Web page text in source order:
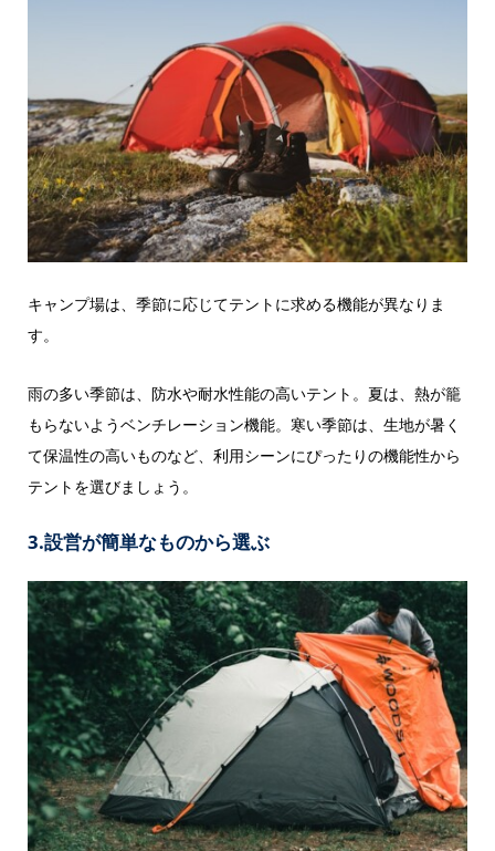
キャンプ場は、季節に応じてテントに求める機能が異なりま
す。
雨の多い季節は、防水や耐水性能の高いテント。夏は、熱が籠
もらないようベンチレーション機能。寒い季節は、生地が暑く
て保温性の高いものなど、利用シーンにぴったりの機能性から
テントを選びましょう。
3.設営が簡単なものから選ぶ